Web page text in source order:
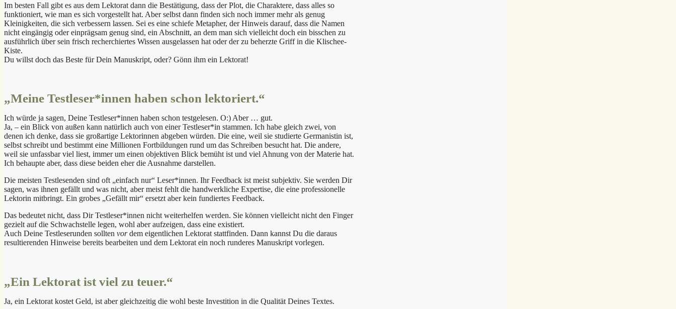
Im besten Fall gibt es aus dem Lektorat dann die Bestätigung, dass der Plot, die Charaktere, dass alles so
funktioniert, wie man es sich vorgestellt hat. Aber selbst dann finden sich noch immer mehr als genug
Kleinigkeiten, die sich verbessern lassen. Sei es eine schiefe Metapher, der Hinweis darauf, dass die Namen
nicht eingängig oder einprägsam genug sind, ein Abschnitt, an dem man sich vielleicht doch ein bisschen zu
ausführlich über sein frisch recherchiertes Wissen ausgelassen hat oder der zu beherzte Griff in die Klischee-
Kiste.
Du willst doch das Beste für Dein Manuskript, oder? Gönn ihm ein Lektorat!
„Meine Testleser*innen haben schon lektoriert.“
Ich würde ja sagen, Deine Testleser*innen haben schon testgelesen. O:) Aber … gut.
Ja, – ein Blick von außen kann natürlich auch von einer Testleser*in stammen. Ich habe gleich zwei, von
denen ich denke, dass sie großartige Lektorinnen abgeben würden. Die eine, weil sie studierte Germanistin ist,
selbst schreibt und bestimmt eine Millionen Fortbildungen rund um das Schreiben besucht hat. Die andere,
weil sie unfassbar viel liest, immer um einen objektiven Blick bemüht ist und viel Ahnung von der Materie hat.
Ich behaupte aber, dass diese beiden eher die Ausnahme darstellen.
Die meisten Testlesenden sind oft „einfach nur“ Leser*innen. Ihr Feedback ist meist subjektiv. Sie werden Dir
sagen, was ihnen gefällt und was nicht, aber meist fehlt die handwerkliche Expertise, die eine professionelle
Lektorin mitbringt. Ein grobes „Gefällt mir“ ersetzt aber kein fundiertes Feedback.
Das bedeutet nicht, dass Dir Testleser*innen nicht weiterhelfen werden. Sie können vielleicht nicht den Finger
gezielt auf die Schwachstelle legen, wohl aber aufzeigen, dass eine existiert.
Auch Deine Testleserunden sollten vordem eigentlichen Lektorat stattfinden. Dann kannst Du die daraus
resultierenden Hinweise bereits bearbeiten und dem Lektorat ein noch runderes Manuskript vorlegen.
„Ein Lektorat ist viel zu teuer.“
Ja, ein Lektorat kostet Geld, ist aber gleichzeitig die wohl beste Investition in die Qualität Deines Textes.